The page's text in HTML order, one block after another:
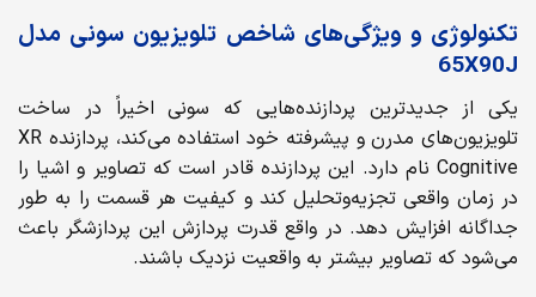
تکنولوژی و ویژگی‌های شاخص تلویزیون سونی مدل
65X90J
یکی از جدیدترین پردازنده‌هایی که سونی اخیراً در ساخت
تلویزیون‌های مدرن و پیشرفته خود استفاده می‌کند، پردازنده XR
Cognitive نام دارد. این پردازنده قادر است که تصاویر و اشیا را
در زمان واقعی تجزیه‌وتحلیل کند و کیفیت هر قسمت را به طور
جداگانه افزایش دهد. در واقع قدرت پردازش این پردازشگر باعث
می‌شود که تصاویر بیشتر به واقعیت نزدیک باشند.